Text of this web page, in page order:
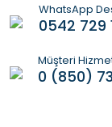
WhatsApp
0542 729
Müşteri
0 (850)